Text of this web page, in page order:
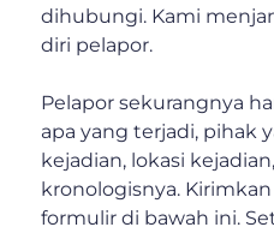
dihubungi. Kami
diri pelapor.
Pelapor sekurangnya
apa yang terjadi, pihak
kejadian, lokasi
kronologisnya.
formulir di bawah ini.